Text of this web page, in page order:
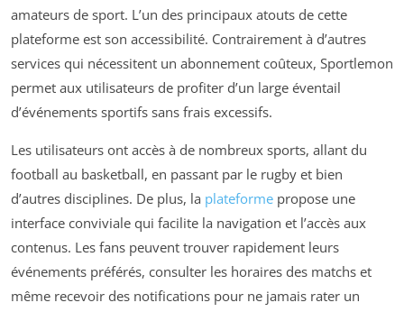
amateurs de sport. L’un des principaux atouts de cette
plateforme est son accessibilité. Contrairement à d’autres
services qui nécessitent un abonnement coûteux, Sportlemon
permet aux utilisateurs de profiter d’un large éventail
d’événements sportifs sans frais excessifs.
Les utilisateurs ont accès à de nombreux sports, allant du
football au basketball, en passant par le rugby et bien
d’autres disciplines. De plus, la plateforme propose une
interface conviviale qui facilite la navigation et l’accès aux
contenus. Les fans peuvent trouver rapidement leurs
événements préférés, consulter les horaires des matchs et
même recevoir des notifications pour ne jamais rater un